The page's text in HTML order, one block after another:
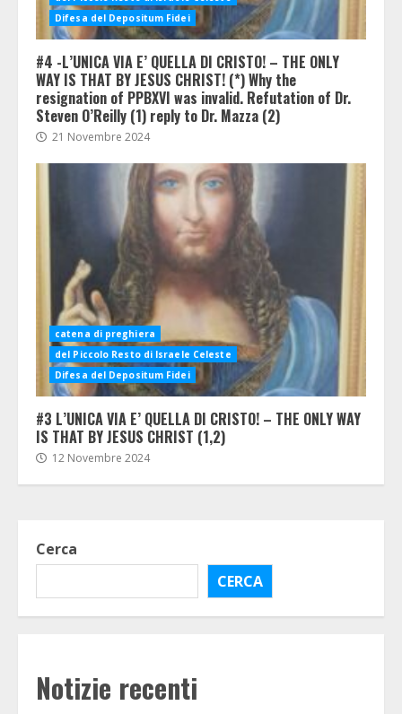
Difesa del Depositum Fidei
#4 -L’UNICA VIA E’ QUELLA DI CRISTO! – THE ONLY
WAY IS THAT BY JESUS CHRIST! (*) Why the
resignation of PPBXVI was invalid. Refutation of Dr.
Steven O’Reilly (1) reply to Dr. Mazza (2)
21 Novembre 2024
catena di preghiera
del Piccolo Resto di Israele Celeste
Difesa del Depositum Fidei
#3 L’UNICA VIA E’ QUELLA DI CRISTO! – THE ONLY WAY
IS THAT BY JESUS CHRIST (1,2)
12 Novembre 2024
Cerca
CERCA
Notizie recenti